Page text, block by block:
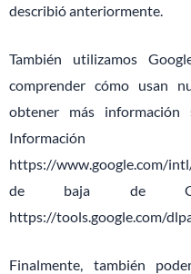
describió anteriormente.
También utilizamos
comprender cómo usan
obtener más
Información
https://www.google.com/
de baja de
https://tools.google.com/
Finalmente, también